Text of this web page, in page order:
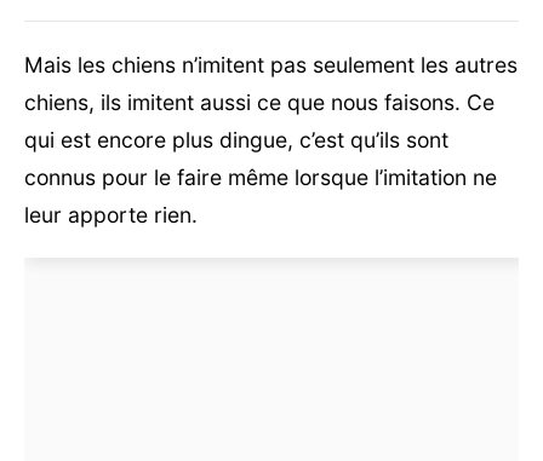
Mais les chiens n’imitent pas seulement les autres
chiens, ils imitent aussi ce que nous faisons. Ce
qui est encore plus dingue, c’est qu’ils sont
connus pour le faire même lorsque l’imitation ne
leur apporte rien.